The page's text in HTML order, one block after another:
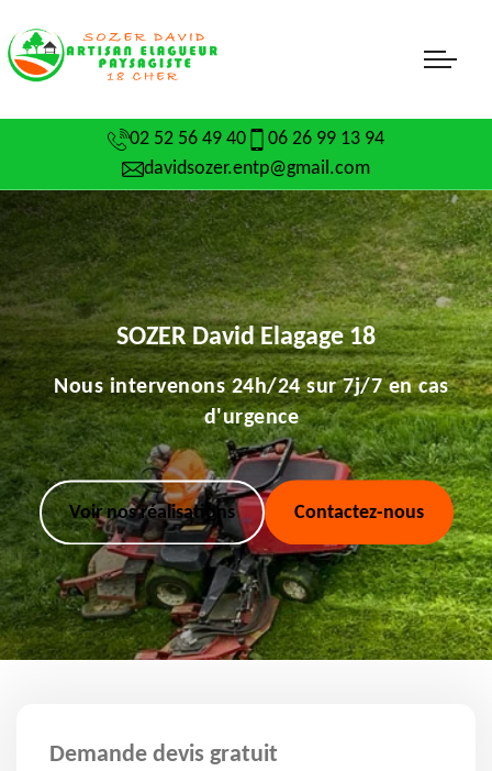
02 52 56 49 40
06 26 99 13 94
davidsozer.entp@gmail.com
SOZER David Elagage 18
Nous intervenons 24h/24 sur 7j/7 en cas
d'urgence
Voir nos réalisations Contactez-nous
Demande devis gratuit